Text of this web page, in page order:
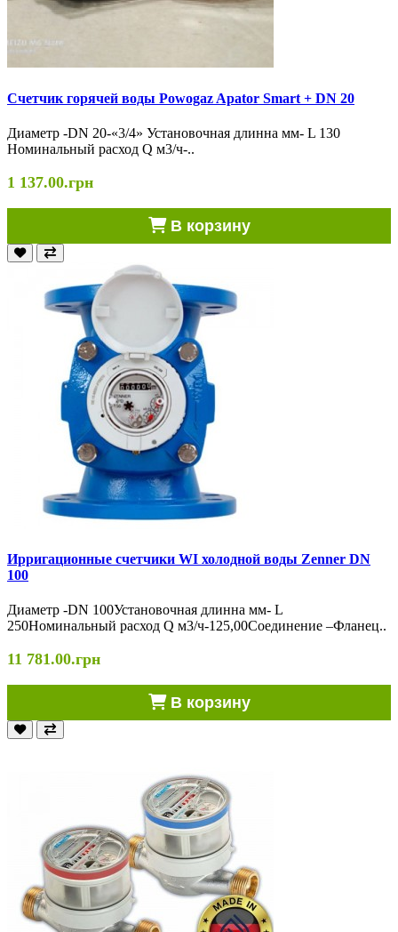
Cчетчик горячей воды Powogaz Apator Smart + DN 20
Диаметр -DN 20-«3/4» Установочная длинна мм- L 130
Номинальный расход Q м3/ч-..
1 137.00.грн
В корзину
Ирригационные счетчики WI холодной воды Zenner DN
100
Диаметр -DN 100Установочная длинна мм- L
250Номинальный расход Q м3/ч-125,00Соединение –Фланец..
11 781.00.грн
В корзину